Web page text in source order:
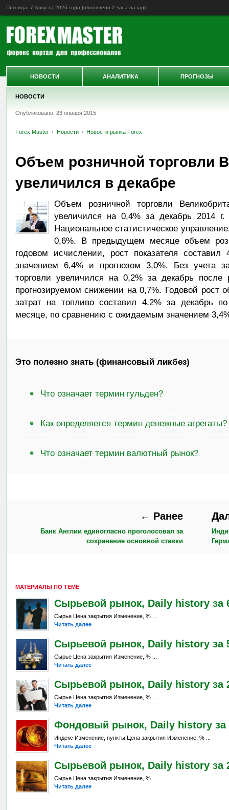
Пятница, 7 Августа 2026 года (обновлено 2 часа назад)
НОВОСТИ
Опубликовано: 23 января 2015
Forex Master Новости Новости рынка Forex
Объем розничной торговли
увеличился в декабре
Объем розничной торговли
увеличился на 0,4% за декабрь 2014
Национальное статистическое
0,6%. В предыдущем месяце объем
годовом исчислении, рост показателя
значением 6,4% и прогнозом 3,0%. Без учета
торговли увеличился на 0,2% за декабрь
прогнозируемом снижении на 0,7%. Годовой рост
затрат на топливо составил 4,2% за декабрь
месяце, по сравнению с ожидаемым значением
Это полезно знать (финансовый ликбез)
Что означает термин гульден?
Как определяется термин денежные агрегаты?
Что означает термин валютный рынок?
← Ранее
Банк Англии единогласно проголосовал за
сохранение основной ставки
МАТЕРИАЛЫ ПО ТЕМЕ
Сырьевой рынок, Daily history за 6
Сырье Цена закрытия Изменение, % ...
Читать далее
Сырьевой рынок, Daily history за
Сырье Цена закрытия Изменение, % ...
Читать далее
Сырьевой рынок, Daily history за
Сырье Цена закрытия Изменение, % ...
Читать далее
Фондовый рынок, Daily history за
Индекс Изменение, пункты Цена закрытия Изменение, % ...
Читать далее
Сырьевой рынок, Daily history за
Сырье Цена закрытия Изменение, % ...
Читать далее
НОВОСТИ АНАЛИТИКА ПРОГНОЗЫ